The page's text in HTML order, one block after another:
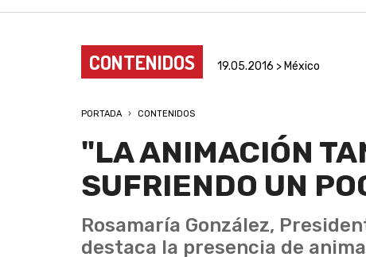
CONTENIDOS 19.05.2016 > México
PORTADA CONTENIDOS
"LA ANIMACIÓN
SUFRIENDO UN
Rosamaría González,
destaca la presencia de